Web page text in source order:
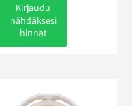
Kirjaudu
nähdäksesi
hinnat